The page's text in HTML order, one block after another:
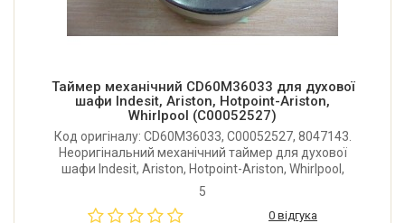
Таймер механічний CD60M36033 для духової
шафи Indesit, Ariston, Hotpoint-Ariston,
Whirlpool (C00052527)
Код оригіналу: CD60M36033, C00052527, 8047143.
Неоригінальний механічний таймер для духової
шафи Indesit, Ariston, Hotpoint-Ariston, Whirlpool,
Hansa, Kaiser, Pyramida. Шток 24х6 мм. Час: 60
5
0 відгука